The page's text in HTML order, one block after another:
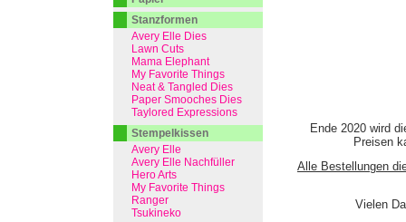
Ende 2020 wird
Preisen
Alle Bestellungen
Vielen
Stanzformen
Avery Elle Dies
Lawn Cuts
Mama Elephant
My Favorite Things
Neat & Tangled Dies
Paper Smooches Dies
Taylored Expressions
Stempelkissen
Avery Elle
Avery Elle Nachfüller
Hero Arts
My Favorite Things
Ranger
Tsukineko